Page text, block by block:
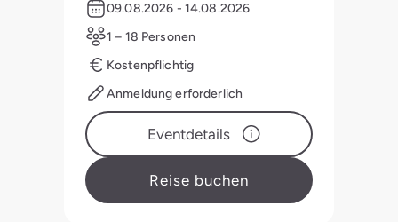
09.08.2026 - 14.08.2026
1 – 18 Personen
Kostenpflichtig
Anmeldung erforderlich
Eventdetails
Reise buchen